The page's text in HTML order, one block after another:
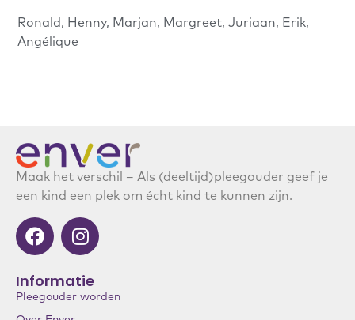
Ronald, Henny, Marjan, Margreet, Juriaan, Erik,
Angélique
Maak het verschil – Als (deeltijd)pleegouder geef je
een kind een plek om écht kind te kunnen zijn.
Informatie
Pleegouder worden